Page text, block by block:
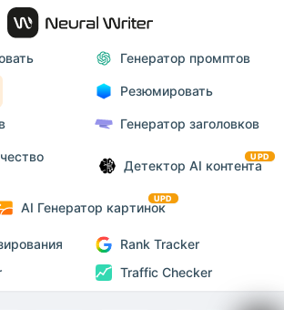
Генератор промптов
Резюмировать
Генератор заголовков
Детектор AI контента
UPD
AI Генератор картинок
UPD
Rank Tracker
Traffic Checker